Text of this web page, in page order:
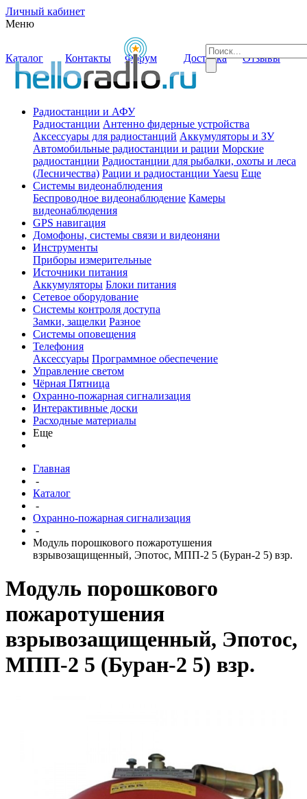
Личный кабинет
Меню
Каталог Контакты Форум Доставка Отзывы
Радиостанции и АФУ
Радиостанции Антенно фидерные устройства
Аксессуары для радиостанций Аккумуляторы и ЗУ
Автомобильные радиостанции и рации Морские
радиостанции Радиостанции для рыбалки, охоты и леса
(Лесничества) Рации и радиостанции Yaesu Еще
Системы видеонаблюдения
Беспроводное видеонаблюдение Камеры
видеонаблюдения
GPS навигация
Домофоны, системы связи и видеоняни
Инструменты
Приборы измерительные
Источники питания
Аккумуляторы Блоки питания
Сетевое оборудование
Системы контроля доступа
Замки, защелки Разное
Системы оповещения
Телефония
Аксессуары Программное обеспечение
Управление светом
Чёрная Пятница
Охранно-пожарная сигнализация
Интерактивные доски
Расходные материалы
Еще
Главная
-
Каталог
-
Охранно-пожарная сигнализация
-
Модуль порошкового пожаротушения
взрывозащищенный, Эпотос, МПП-2 5 (Буран-2 5) взр.
Модуль порошкового
пожаротушения
взрывозащищенный, Эпотос,
МПП-2 5 (Буран-2 5) взр.